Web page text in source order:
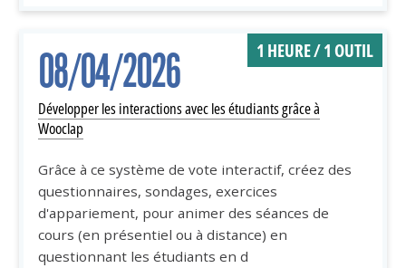
Développer les interactions avec les étudiants grâce à
Wooclap
08/04/2026 1 HEURE / 1 OUTIL
Grâce à ce système de vote interactif, créez des
questionnaires, sondages, exercices
d'appariement, pour animer des séances de
cours (en présentiel ou à distance) en
questionnant les étudiants en d